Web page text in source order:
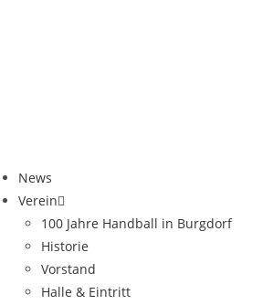
News
Verein
100 Jahre Handball in Burgdorf
Historie
Vorstand
Halle & Eintritt